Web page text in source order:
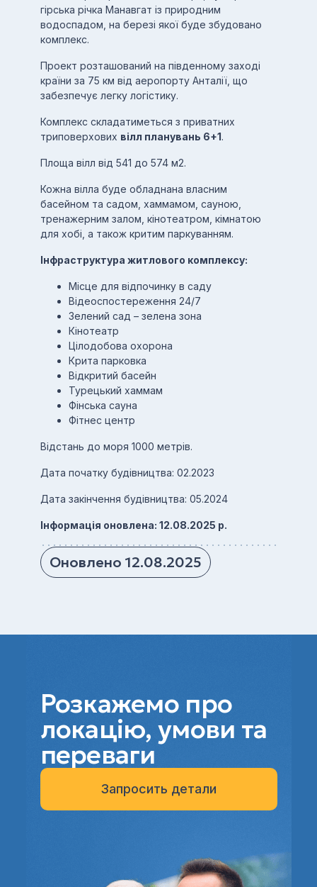
гірська річка Манавгат із природним
водоспадом, на березі якої буде збудовано
комплекс.
Проект розташований на південному заході
країни за 75 км від аеропорту Анталії, що
забезпечує легку логістику.
Комплекс складатиметься з приватних
триповерхових вілл планувань 6+1.
Площа вілл від 541 до 574 м2.
Кожна вілла буде обладнана власним
басейном та садом, хаммамом, сауною,
тренажерним залом, кінотеатром, кімнатою
для хобі, а також критим паркуванням.
Інфраструктура житлового комплексу:
Мiсце для вiдпочинку в саду
Відеоспостереження 24/7
Зелений сад – зелена зона
Кінотеатр
Цілодобова охорона
Крита парковка
Відкритий басейн
Турецький хаммам
Фінська сауна
Фітнес центр
Відстань до моря 1000 метрів.
Дата початку будівництва: 02.2023
Дата закінчення будівництва: 05.2024
Інформація оновлена: 12.08.2025 р.
Оновлено 12.08.2025
Розкажемо про
локацію, умови та
переваги
Запросить детали